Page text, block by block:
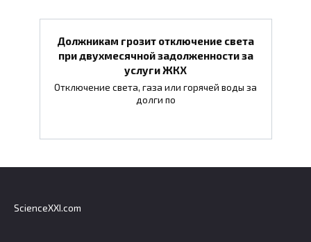
Должникам грозит отключение света
при двухмесячной задолженности за
услуги ЖКХ
Отключение света, газа или горячей воды за
долги по
ScienceXXI.com